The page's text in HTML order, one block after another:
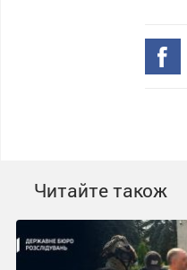
Читайте також